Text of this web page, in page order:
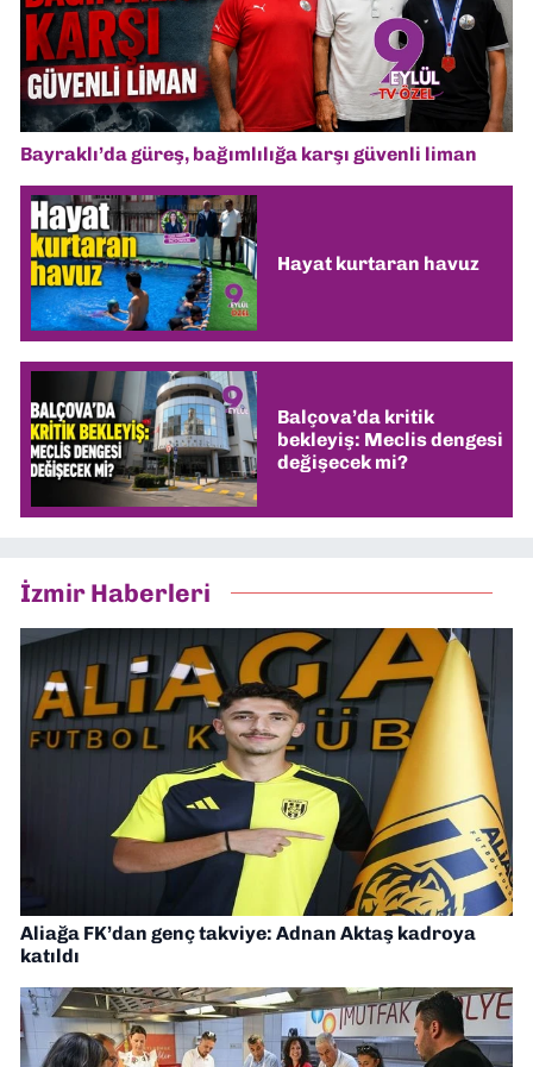
Bayraklı’da güreş, bağımlılığa karşı güvenli liman
Hayat kurtaran havuz
Balçova’da kritik
bekleyiş: Meclis dengesi
değişecek mi?
İzmir Haberleri
Aliağa FK’dan genç takviye: Adnan Aktaş kadroya
katıldı